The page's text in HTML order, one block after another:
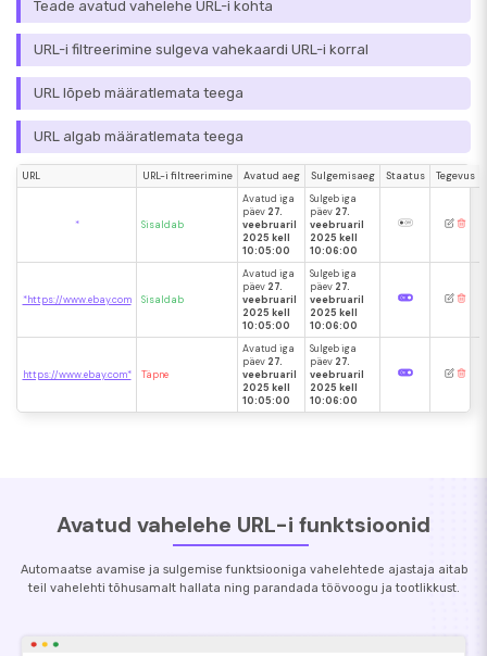
Teade avatud vahelehe URL-i kohta
URL-i filtreerimine sulgeva vahekaardi URL-i korral
URL lõpeb määratlemata teega
URL algab määratlemata teega
URL URL-i filtreerimine Avatud aeg Sulgemisaeg Staatus Tegevus
* Sisaldab
Avatud iga
päev 27.
veebruaril
2025 kell
10:05:00
Sulgeb iga
päev 27.
veebruaril
2025 kell
10:06:00
*https://www.ebay.com Sisaldab
Avatud iga
päev 27.
veebruaril
2025 kell
10:05:00
Sulgeb iga
päev 27.
veebruaril
2025 kell
10:06:00
https://www.ebay.com* Täpne
Avatud iga
päev 27.
veebruaril
2025 kell
10:05:00
Sulgeb iga
päev 27.
veebruaril
2025 kell
10:06:00
Avatud vahelehe URL-i funktsioonid
Automaatse avamise ja sulgemise funktsiooniga vahelehtede ajastaja aitab
teil vahelehti tõhusamalt hallata ning parandada töövoogu ja tootlikkust.